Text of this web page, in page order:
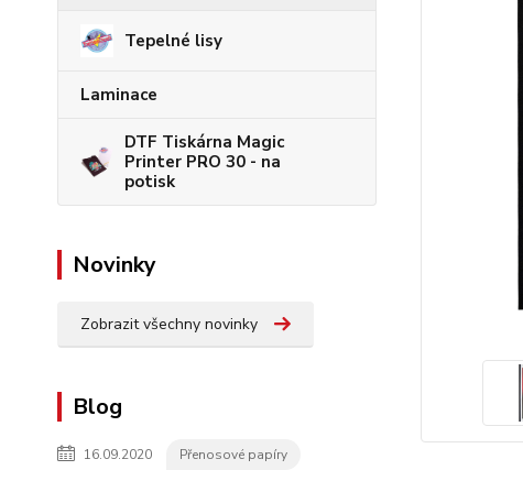
Tepelné lisy
Laminace
DTF Tiskárna Magic
Printer PRO 30 - na
potisk
Novinky
Zobrazit všechny novinky
Blog
16.09.2020 Přenosové papíry